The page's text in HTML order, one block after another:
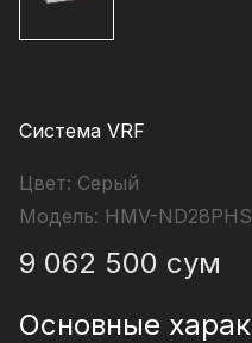
Система VRF
Цвет: Серый
Модель: HMV-
9 062 500 сум
Основные